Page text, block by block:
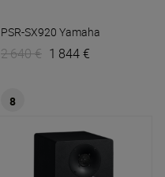
PSR-SX920 Yamaha
2 640 € 1 844 €
8